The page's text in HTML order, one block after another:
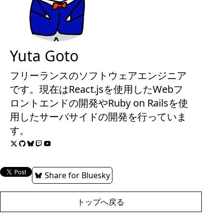
Yuta Goto
フリーランスのソフトウェアエンジニア
です。現在はReact.jsを使用したWebフ
ロントエンドの開発やRuby on Railsを使
用したサーバサイドの開発を行っていま
す。
Share for Bluesky
トップへ戻る